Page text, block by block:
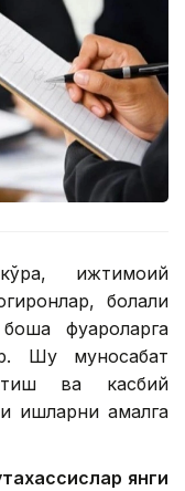
ижтимоий
болали
фуқароларга
Шу муносабат
ва касбий
ишларни амалга
янги